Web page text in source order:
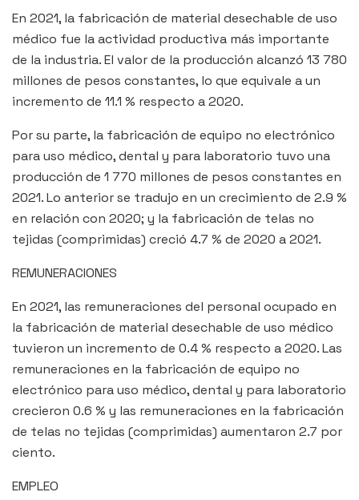
En 2021, la fabricación de material desechable de uso
médico fue la actividad productiva más importante
de la industria. El valor de la producción alcanzó 13 780
millones de pesos constantes, lo que equivale a un
incremento de 11.1 % respecto a 2020.
Por su parte, la fabricación de equipo no electrónico
para uso médico, dental y para laboratorio tuvo una
producción de 1 770 millones de pesos constantes en
2021. Lo anterior se tradujo en un crecimiento de 2.9 %
en relación con 2020; y la fabricación de telas no
tejidas (comprimidas) creció 4.7 % de 2020 a 2021.
REMUNERACIONES
En 2021, las remuneraciones del personal ocupado en
la fabricación de material desechable de uso médico
tuvieron un incremento de 0.4 % respecto a 2020. Las
remuneraciones en la fabricación de equipo no
electrónico para uso médico, dental y para laboratorio
crecieron 0.6 % y las remuneraciones en la fabricación
de telas no tejidas (comprimidas) aumentaron 2.7 por
ciento.
EMPLEO